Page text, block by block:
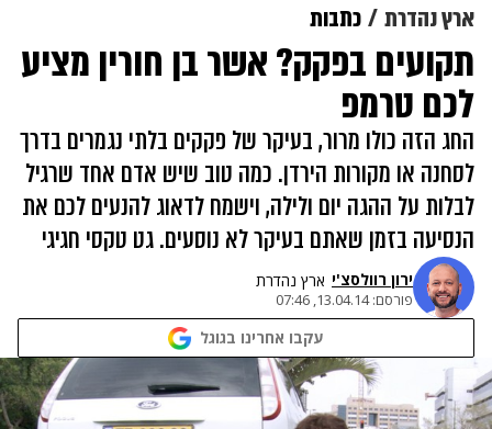
ארץ נהדרת כתבות
תקועים בפקק? אשר בן חורין מציע
לכם טרמפ
החג הזה כולו מרור, בעיקר של פקקים בלתי נגמרים בדרך
לסחנה או מקורות הירדן. כמה טוב שיש אדם אחד שרגיל
לבלות על ההגה יום ולילה, וישמח לדאוג להנעים לכם את
הנסיעה בזמן שאתם בעיקר לא נוסעים. גט טקסי חגיגי
ירון רוולסצ'י ארץ נהדרת
פורסם:13.04.14, 07:46
עקבו אחרינו בגוגל